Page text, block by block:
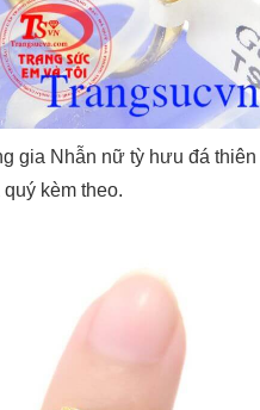
gia Nhẫn nữ tỳ hưu đá
kèm theo.